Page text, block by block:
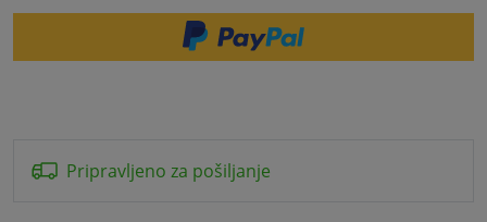
Pripravljeno za pošiljanje